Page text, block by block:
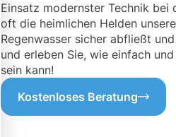
Einsatz modernster Technik bei
oft die heimlichen Helden
Regenwasser sicher abfließt
und erleben Sie, wie einfach
sein kann!
Kostenloses Beratung